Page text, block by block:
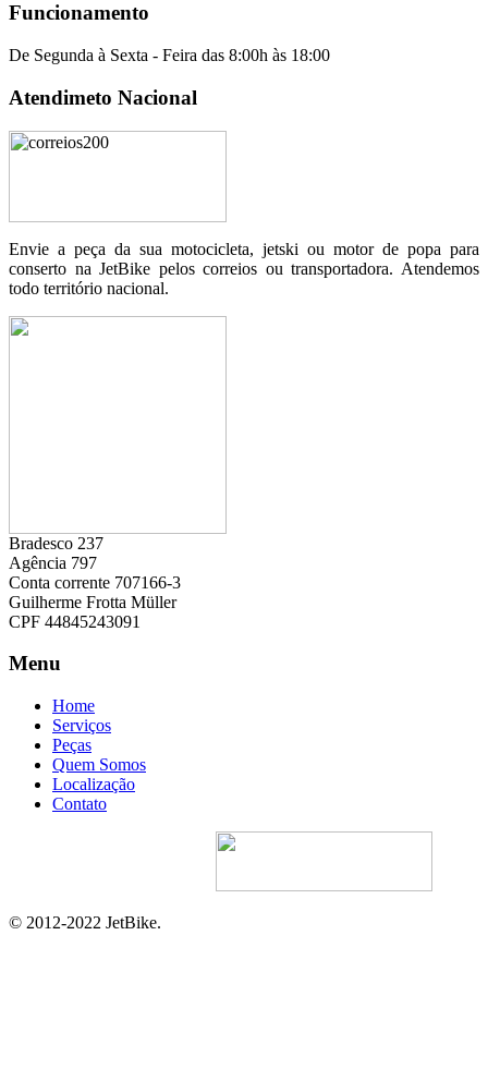
Funcionamento
De Segunda à Sexta - Feira das 8:00h às 18:00
Atendimeto Nacional
Envie a peça da sua motocicleta, jetski ou motor de popa para
conserto na JetBike pelos correios ou transportadora. Atendemos
todo território nacional.
Bradesco 237
Agência 797
Conta corrente 707166-3
Guilherme Frotta Müller
CPF 44845243091
Menu
Home
Serviços
Peças
Quem Somos
Localização
Contato
© 2012-2022 JetBike.